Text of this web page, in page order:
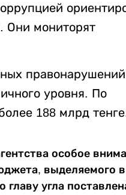
Они мониторят
уровня. По
188 млрд
особое
выделяемого в
угла